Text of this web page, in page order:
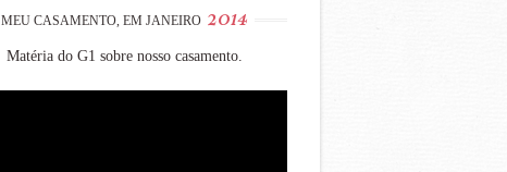
MEU CASAMENTO, EM JANEIRO 2014
Matéria do G1 sobre nosso casamento.